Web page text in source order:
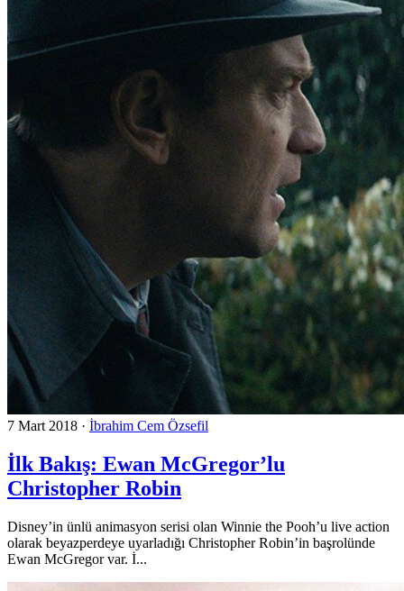
7 Mart 2018 · İbrahim Cem Özsefil
İlk Bakış: Ewan McGregor’lu
Christopher Robin
Disney’in ünlü animasyon serisi olan Winnie the Pooh’u live action
olarak beyazperdeye uyarladığı Christopher Robin’in başrolünde
Ewan McGregor var. İ...